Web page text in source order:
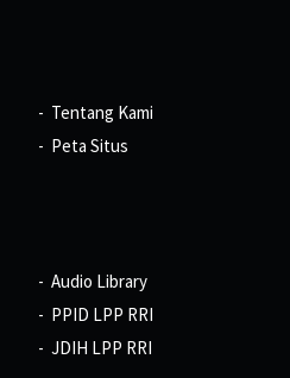
Tentang Kami
Peta Situs
Audio Library
PPID LPP RRI
JDIH LPP RRI